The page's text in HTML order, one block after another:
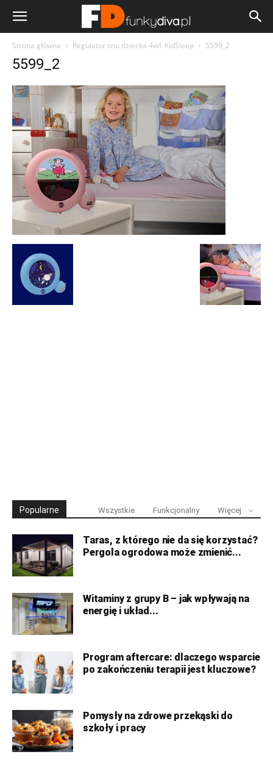
Strona główna Regulator snu dziecka 4w1 KidSleep 5599_2
5599_2
Popularne Wszystkie Funkcjonalny Więcej
Taras, z którego nie da się korzystać?
Pergola ogrodowa może zmienić...
Witaminy z grupy B – jak wpływają na
energię i układ...
Program aftercare: dlaczego wsparcie
po zakończeniu terapii jest kluczowe?
Pomysły na zdrowe przekąski do
szkoły i pracy